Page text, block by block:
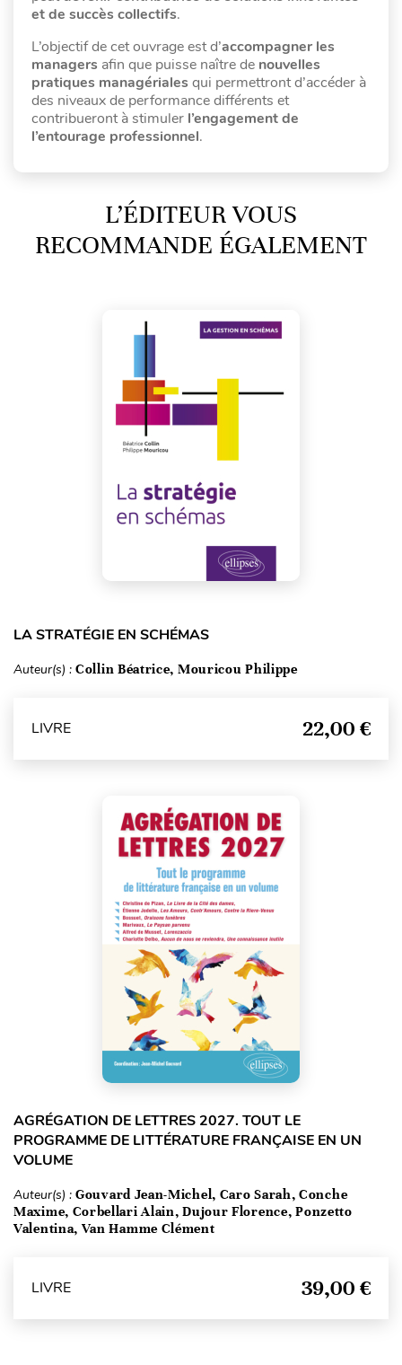
et de succès collectifs.
L’objectif de cet ouvrage est d’accompagner les
managers afin que puisse naître de nouvelles
pratiques managériales qui permettront d’accéder à
des niveaux de performance différents et
contribueront à stimuler l’engagement de
l’entourage professionnel.
L’ÉDITEUR VOUS
RECOMMANDE ÉGALEMENT
LA STRATÉGIE EN SCHÉMAS
Auteur(s) : Collin Béatrice, Mouricou Philippe
LIVRE 22,00 €
AGRÉGATION DE LETTRES 2027. TOUT LE
PROGRAMME DE LITTÉRATURE FRANÇAISE EN UN
VOLUME
Auteur(s) : Gouvard Jean-Michel, Caro Sarah, Conche
Maxime, Corbellari Alain, Dujour Florence, Ponzetto
Valentina, Van Hamme Clément
LIVRE 39,00 €